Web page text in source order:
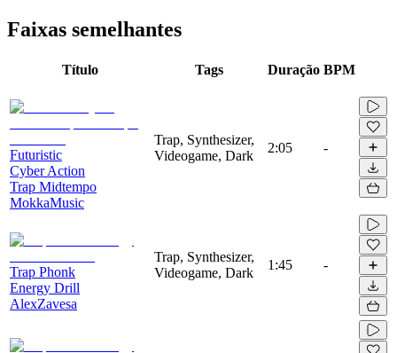
Faixas semelhantes
Título Tags Duração BPM
Futuristic
Cyber Action
Trap Midtempo
MokkaMusic
Trap, Synthesizer,
Videogame, Dark
2:05 -
Trap Phonk
Energy Drill
AlexZavesa
Trap, Synthesizer,
Videogame, Dark
1:45 -